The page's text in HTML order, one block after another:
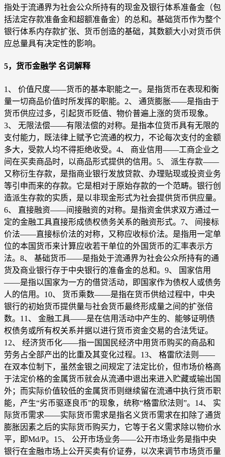
指处于流通界为社会公众所持有的现金及银行体系准备金（包
括法定存款准备金和超额准备金）的总和。基础货币作为整个
银行体系内存款扩张、货币创造的基础，其数额大小对货币供
应总量具有决定性的影响。
5，货币金融学 名词解释
1、 价值尺度——货币的基本职能之一。是指货币在表现和衡
量一切商品价值时所发挥的职能。2、 通货膨胀——是指由于
货币供应过多，引起货币贬值、物价普遍上涨的货币现象。
3、 无限法偿——有限法偿的对称。是指本位货币具有无限的
支付能力，既法律上赋予它流通的权力，不论每次支付的金额
多大，受款人均不得拒绝收受。4、 商业信用——工商企业之
间在买卖商品时，以商品形式提供的信用。5、 派生存款——
又称衍生存款，是指商业银行发放贷款、办理贴现或投资业务
等引申而来的存款。它是相对于原始存款的一个范畴。银行创
造派生存款的实质，是以非现金形式为社会提供货币供应量。
6、 直接融资——间接融资的对称。是指资金供求双方通过一
定的金融工具直接形成债权债务关系的融资形式。7、 间接标
价法——直接标价法的对称，又称应收标价法。是指用一定单
位的本国货币来计算应收若干单位的外国货币的汇率表示方
法。8、 基础货币——是指处于流通界为社会公众所持有的通
货及商业银行存于中央银行的准备金的总和。9、 国家信用
——是指以国家为一方的借贷活动，即国家作为债权人或债务
人的信用。10、 货币乘数——是指在货币供给过程中，中央
银行的初始货币提供量与社会货币最终形成量之间的扩张倍
数。11、 金融工具——是在信用活动中产生的、能够证明债
权债务或所有权关系并据以进行货币资金交易的合法凭证。
12、 经济货币化——指一国国民经济中用货币购买的商品和
劳务占全部产出的比重及其变化过程。13、 格雷欣法则——
在双本位制下，虽然金银之间规定了法定比价，但市场价格高
于法定价格的金属货币就会从流通中退出来进入贮藏或输出国
外；而实际价值较低的金属货币则继续留在流通中执行货币职
能，产生“劣币驱逐良币”的现象，统称“格雷欣法则”。14、 实
际货币需求——实际货币需求是指名义货币需求在扣除了通货
膨胀因素之后的实际货币购买力，它等于名义需求除以物价水
平，即Md/P。15、 公开市场业务——公开市场业务是指中央
银行在金融市场上公开买卖有价证券，以次来调节市场货币量